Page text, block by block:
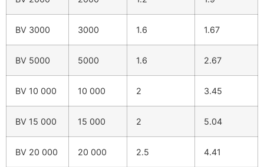
BV 3000 3000 1.6 1.67
BV 5000 5000 1.6 2.67
BV 10 000 10 000 2 3.45
BV 15 000 15 000 2 5.04
BV 20 000 20 000 2.5 4.41